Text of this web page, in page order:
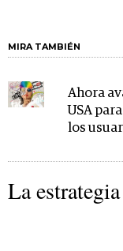
MIRA TAMBIÉN
Ahora
USA
los
La